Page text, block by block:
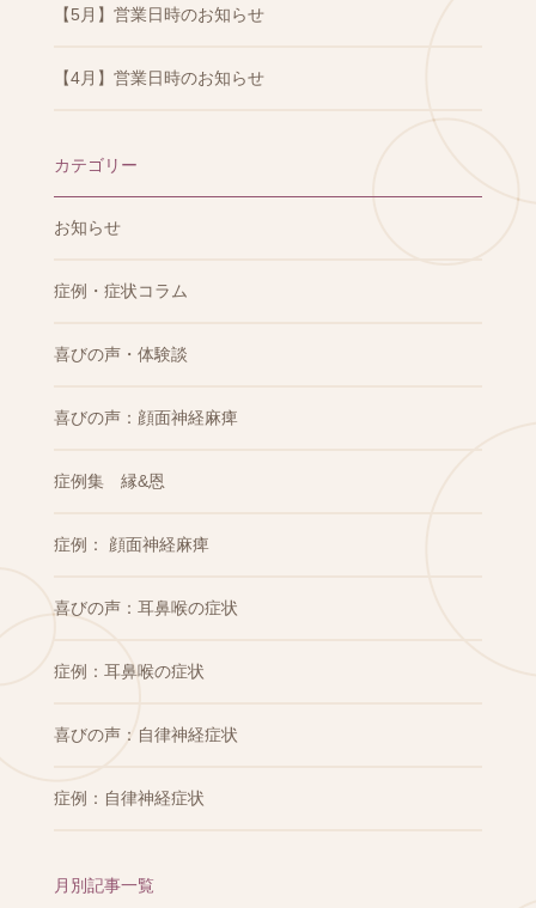
【5月】営業日時のお知らせ
【4月】営業日時のお知らせ
カテゴリー
お知らせ
症例・症状コラム
喜びの声・体験談
喜びの声：顔面神経麻痺
症例集 縁&恩
症例： 顔面神経麻痺
喜びの声：耳鼻喉の症状
症例：耳鼻喉の症状
喜びの声：自律神経症状
症例：自律神経症状
月別記事一覧